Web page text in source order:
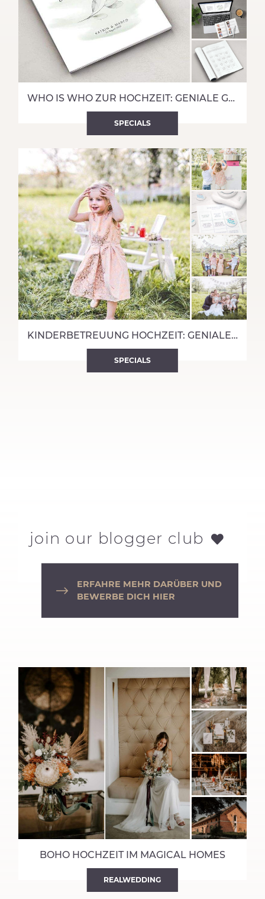
WHO IS WHO ZUR HOCHZEIT: GENIALE GÄSTEVORSTELLUNG & HOCHZEITSSPIEL
SPECIALS
KINDERBETREUUNG HOCHZEIT: GENIALE TIPPS ZUR BESCHÄFTIGUNG ALLER KIDS
SPECIALS
join our blogger club
ERFAHRE MEHR DARÜBER UND
BEWERBE DICH HIER
BOHO HOCHZEIT IM MAGICAL HOMES
REALWEDDING